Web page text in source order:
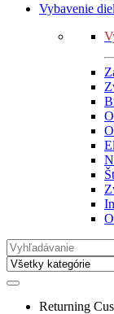
Vybavenie
Search
for:
Returning